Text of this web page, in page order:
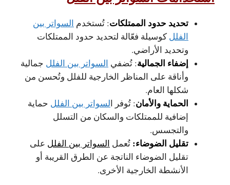
تحديد حدود الممتلكات: تُستخدم السواتر بين
الفلل كوسيلة فعّالة لتحديد حدود الممتلكات
وتحديد الأراضي.
إضفاء الجمالية: تُضفي السواتر بين الفلل جمالية
وأناقة على المناظر الخارجية للفلل وتُحسن من
شكلها العام.
الحماية والأمان: تُوفر السواتر بين الفلل حماية
إضافية للممتلكات والسكان من التسلل
والتجسس.
تقليل الضوضاء: تُعمل السواتر بين الفلل على
تقليل الضوضاء الناتجة عن الطرق القريبة أو
الأنشطة الخارجية الأخرى.